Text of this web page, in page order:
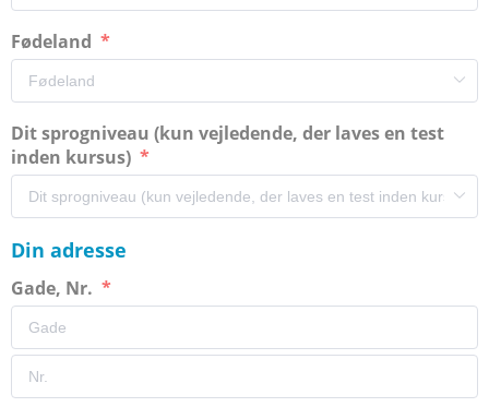
Fødeland
Dit sprogniveau (kun vejledende, der laves en test
inden kursus)
Din adresse
Gade, Nr.